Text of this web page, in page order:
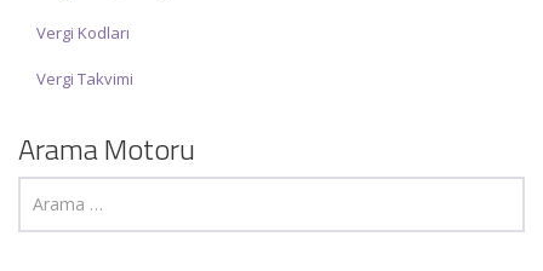
Vergi Kodları
Vergi Takvimi
Arama Motoru